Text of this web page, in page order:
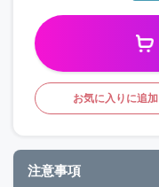
お気に入りに追加
注意事項